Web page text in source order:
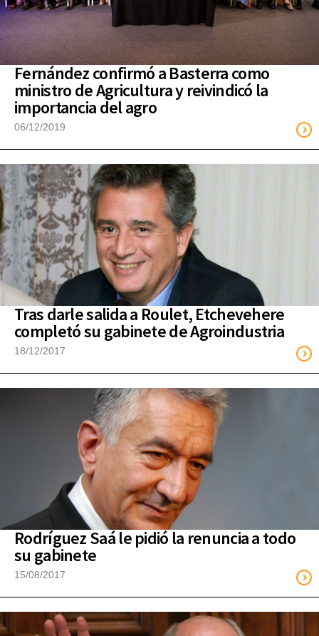
Fernández confirmó a Basterra como
ministro de Agricultura y reivindicó la
importancia del agro
06/12/2019
Tras darle salida a Roulet, Etchevehere
completó su gabinete de Agroindustria
18/12/2017
Rodríguez Saá le pidió la renuncia a todo
su gabinete
15/08/2017